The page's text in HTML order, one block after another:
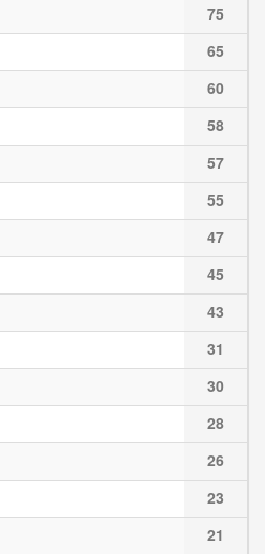
75
65
60
58
57
55
47
45
43
31
30
28
26
23
21